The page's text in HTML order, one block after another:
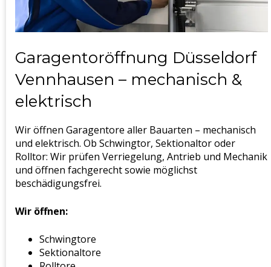
Garagentoröffnung Düsseldorf
Vennhausen – mechanisch &
elektrisch
Wir öffnen Garagentore aller Bauarten – mechanisch
und elektrisch. Ob Schwingtor, Sektionaltor oder
Rolltor: Wir prüfen Verriegelung, Antrieb und Mechanik
und öffnen fachgerecht sowie möglichst
beschädigungsfrei.
Wir öffnen:
Schwingtore
Sektionaltore